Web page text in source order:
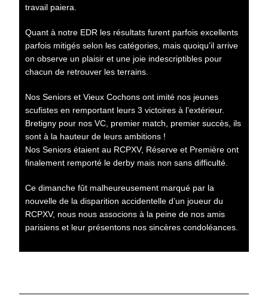
travail paiera.
Quant à notre EDR les résultats furent parfois excellents
parfois mitigés selon les catégories, mais quoiqu’il arrive
on observe un plaisir et une joie indescriptibles pour
chacun de retrouver les terrains.
Nos Seniors et Vieux Cochons ont imité nos jeunes
scufistes en remportant leurs 3 victoires à l’extérieur.
Bretigny pour nos VC, premier match, premier succès, ils
sont à la hauteur de leurs ambitions !
Nos Seniors étaient au RCPXV, Réserve et Première ont
finalement remporté le derby mais non sans difficulté.
Ce dimanche fût malheureusement marqué par la
nouvelle de la disparition accidentelle d’un joueur du
RCPXV, nous nous associons à la peine de nos amis
parisiens et leur présentons nos sincères condoléances.